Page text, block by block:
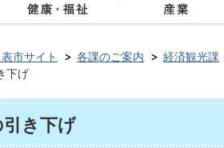
市サイト 各課のご案内 経済観光課
下げ
き下げ